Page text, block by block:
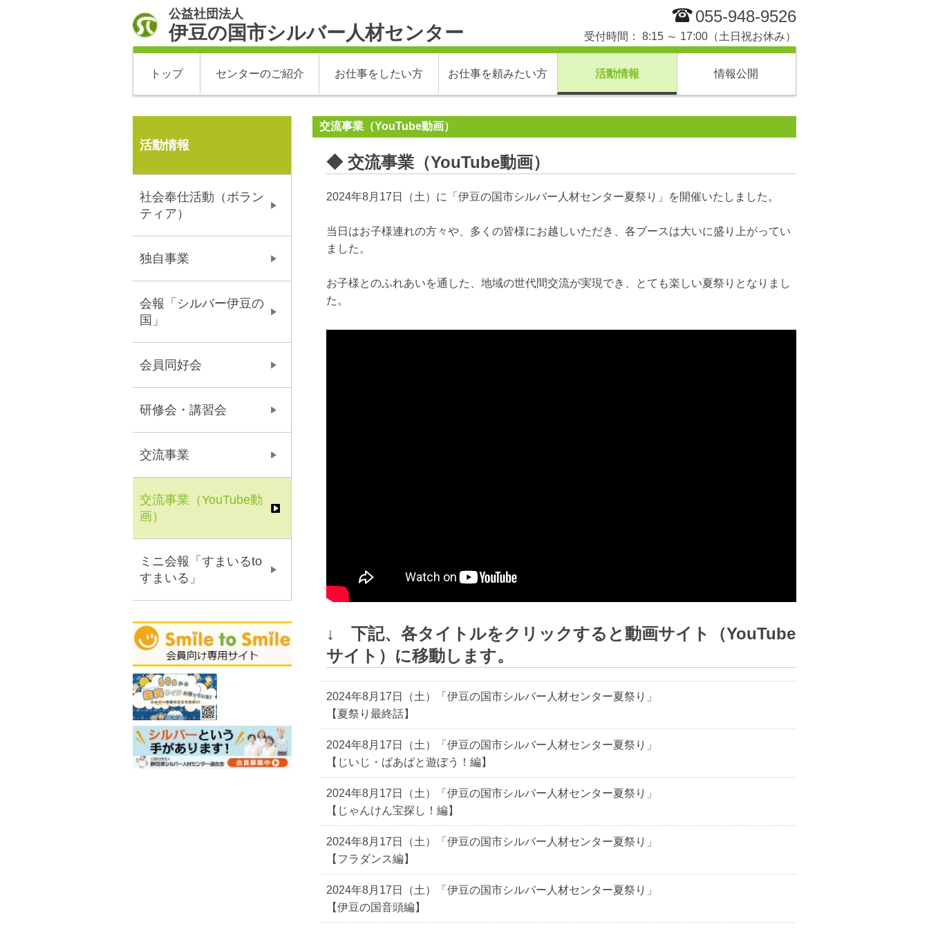
公益社団法人
伊豆の国市シルバー人材センター
055-948-9526
受付時間： 8:15 ～ 17:00（土日祝お休み）
トップ センターのご紹介 お仕事をしたい方 お仕事を頼みたい方 活動情報 情報公開
交流事業（YouTube動画）
◆ 交流事業（YouTube動画）
2024年8月17日（土）に「伊豆の国市シルバー人材センター夏祭り」を開催いたしました。
当日はお子様連れの方々や、多くの皆様にお越しいただき、各ブースは大いに盛り上がってい
ました。
お子様とのふれあいを通した、地域の世代間交流が実現でき、とても楽しい夏祭りとなりまし
た。
↓ 下記、各タイトルをクリックすると動画サイト（YouTube
サイト）に移動します。
2024年8月17日（土）「伊豆の国市シルバー人材センター夏祭り」
【夏祭り最終話】
2024年8月17日（土）「伊豆の国市シルバー人材センター夏祭り」
【じいじ・ばあばと遊ぼう！編】
2024年8月17日（土）「伊豆の国市シルバー人材センター夏祭り」
【じゃんけん宝探し！編】
2024年8月17日（土）「伊豆の国市シルバー人材センター夏祭り」
【フラダンス編】
2024年8月17日（土）「伊豆の国市シルバー人材センター夏祭り」
【伊豆の国音頭編】
活動情報
社会奉仕活動（ボラン
ティア）
独自事業
会報「シルバー伊豆の
国」
会員同好会
研修会・講習会
交流事業
交流事業（YouTube動
画）
ミニ会報「すまいるto
すまいる」